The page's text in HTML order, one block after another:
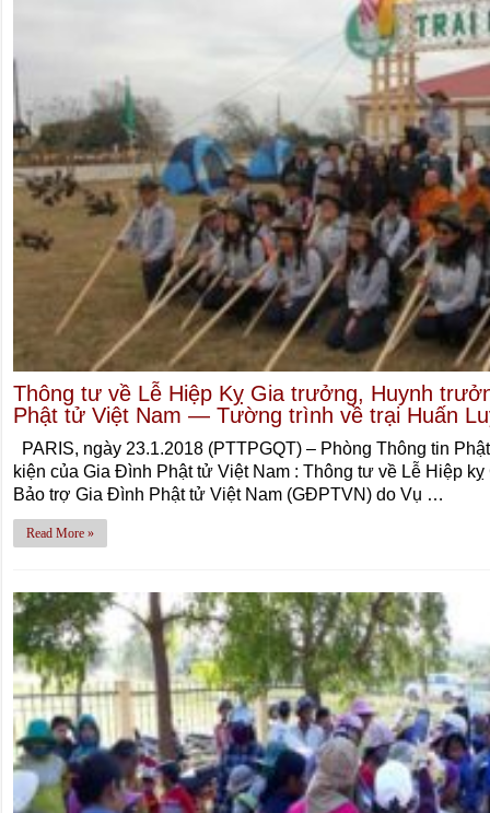
Thông tư về Lễ Hiệp Kỵ Gia trưởng, Huynh
Phật tử Việt Nam — Tường trình về trại Huấn
PARIS, ngày 23.1.2018 (PTTPGQT) – Phòng Thông tin
kiện của Gia Đình Phật tử Việt Nam : Thông tư về Lễ Hiệp
Bảo trợ Gia Đình Phật tử Việt Nam (GĐPTVN) do Vụ …
Read More »